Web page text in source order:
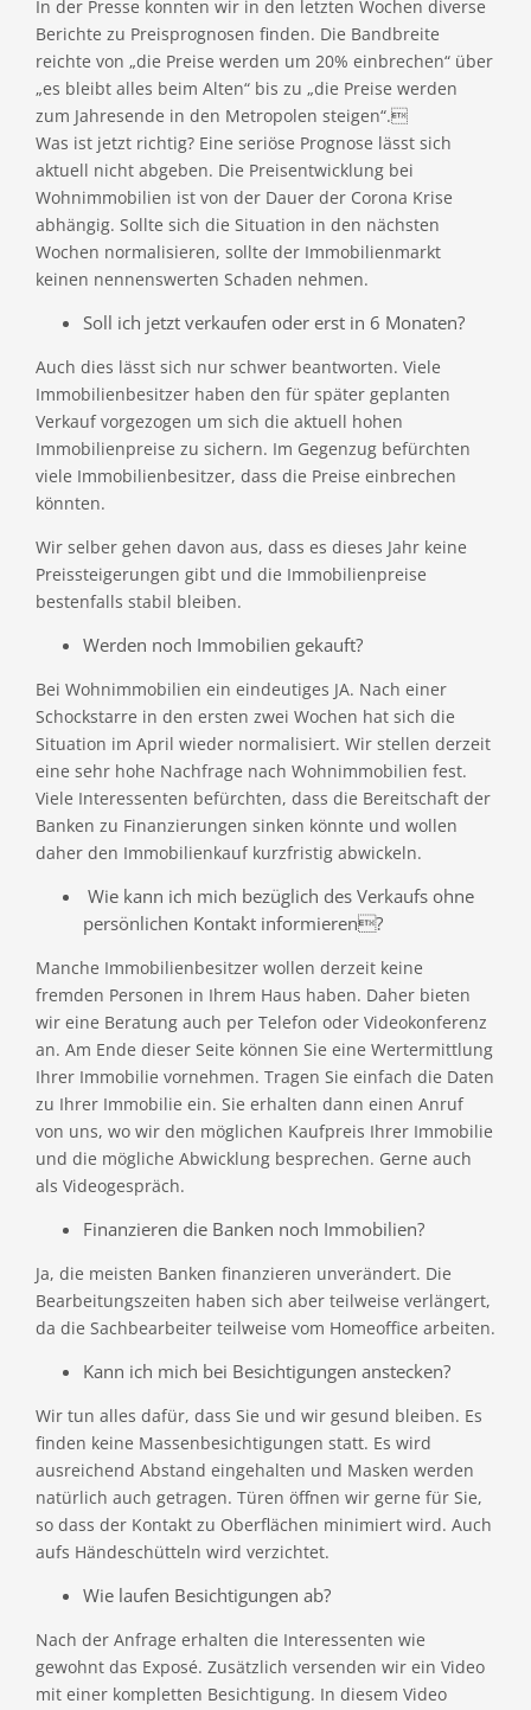
In der Presse konnten wir in den letzten Wochen diverse
Berichte zu Preisprognosen finden. Die Bandbreite
reichte von „die Preise werden um 20% einbrechen“ über
„es bleibt alles beim Alten“ bis zu „die Preise werden
zum Jahresende in den Metropolen steigen“.
Was ist jetzt richtig? Eine seriöse Prognose lässt sich
aktuell nicht abgeben. Die Preisentwicklung bei
Wohnimmobilien ist von der Dauer der Corona Krise
abhängig. Sollte sich die Situation in den nächsten
Wochen normalisieren, sollte der Immobilienmarkt
keinen nennenswerten Schaden nehmen.
Soll ich jetzt verkaufen oder erst in 6 Monaten?
Auch dies lässt sich nur schwer beantworten. Viele
Immobilienbesitzer haben den für später geplanten
Verkauf vorgezogen um sich die aktuell hohen
Immobilienpreise zu sichern. Im Gegenzug befürchten
viele Immobilienbesitzer, dass die Preise einbrechen
könnten.
Wir selber gehen davon aus, dass es dieses Jahr keine
Preissteigerungen gibt und die Immobilienpreise
bestenfalls stabil bleiben.
Werden noch Immobilien gekauft?
Bei Wohnimmobilien ein eindeutiges JA. Nach einer
Schockstarre in den ersten zwei Wochen hat sich die
Situation im April wieder normalisiert. Wir stellen derzeit
eine sehr hohe Nachfrage nach Wohnimmobilien fest.
Viele Interessenten befürchten, dass die Bereitschaft der
Banken zu Finanzierungen sinken könnte und wollen
daher den Immobilienkauf kurzfristig abwickeln.
Wie kann ich mich bezüglich des Verkaufs ohne
persönlichen Kontakt informieren?
Manche Immobilienbesitzer wollen derzeit keine
fremden Personen in Ihrem Haus haben. Daher bieten
wir eine Beratung auch per Telefon oder Videokonferenz
an. Am Ende dieser Seite können Sie eine Wertermittlung
Ihrer Immobilie vornehmen. Tragen Sie einfach die Daten
zu Ihrer Immobilie ein. Sie erhalten dann einen Anruf
von uns, wo wir den möglichen Kaufpreis Ihrer Immobilie
und die mögliche Abwicklung besprechen. Gerne auch
als Videogespräch.
Finanzieren die Banken noch Immobilien?
Ja, die meisten Banken finanzieren unverändert. Die
Bearbeitungszeiten haben sich aber teilweise verlängert,
da die Sachbearbeiter teilweise vom Homeoffice arbeiten.
Kann ich mich bei Besichtigungen anstecken?
Wir tun alles dafür, dass Sie und wir gesund bleiben. Es
finden keine Massenbesichtigungen statt. Es wird
ausreichend Abstand eingehalten und Masken werden
natürlich auch getragen. Türen öffnen wir gerne für Sie,
so dass der Kontakt zu Oberflächen minimiert wird. Auch
aufs Händeschütteln wird verzichtet.
Wie laufen Besichtigungen ab?
Nach der Anfrage erhalten die Interessenten wie
gewohnt das Exposé. Zusätzlich versenden wir ein Video
mit einer kompletten Besichtigung. In diesem Video